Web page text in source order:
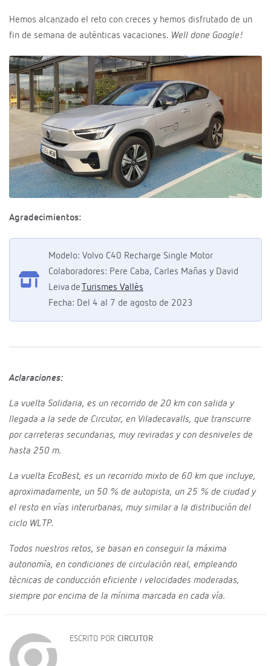
Hemos alcanzado el reto con creces y hemos disfrutado de un
fin de semana de auténticas vacaciones. Well done Google!
Agradecimientos:
Modelo: Volvo C40 Recharge Single Motor
Colaboradores: Pere Caba, Carles Mañas y David
Leiva de
Turismes Vallès
Fecha: Del 4 al 7 de agosto de 2023
Aclaraciones:
La vuelta Solidaria, es un recorrido de 20 km con salida y
llegada a la sede de Circutor, en Viladecavalls, que transcurre
por carreteras secundarias, muy reviradas y con desniveles de
hasta 250 m.
La vuelta EcoBest, es un recorrido mixto de 60 km que incluye,
aproximadamente, un 50 % de autopista, un 25 % de ciudad y
el resto en vías interurbanas, muy similar a la distribución del
ciclo WLTP.
Todos nuestros retos, se basan en conseguir la máxima
autonomía, en condiciones de circulación real, empleando
técnicas de conducción eficiente i velocidades moderadas,
siempre por encima de la mínima marcada en cada vía.
ESCRITO POR CIRCUTOR